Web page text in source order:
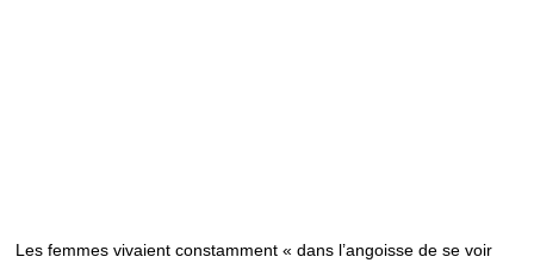
Les femmes vivaient constamment « dans l’angoisse de se voir